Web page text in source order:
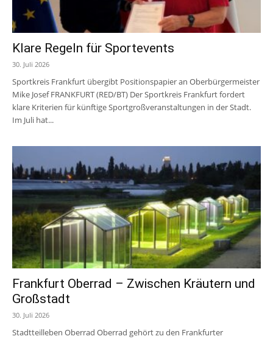
Klare Regeln für Sportevents
30. Juli 2026
Sportkreis Frankfurt übergibt Positionspapier an Oberbürgermeister
Mike Josef FRANKFURT (RED/BT) Der Sportkreis Frankfurt fordert
klare Kriterien für künftige Sportgroßveranstaltungen in der Stadt.
Im Juli hat...
Frankfurt Oberrad – Zwischen Kräutern und
Großstadt
30. Juli 2026
Stadtteilleben Oberrad Oberrad gehört zu den Frankfurter